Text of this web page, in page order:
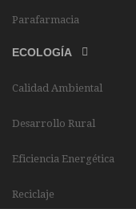
Parafarmacia
ECOLOGÍA
Calidad Ambiental
Desarrollo Rural
Eficiencia Energética
Reciclaje